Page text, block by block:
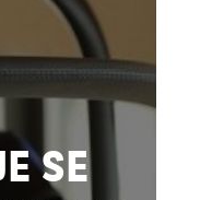
SE